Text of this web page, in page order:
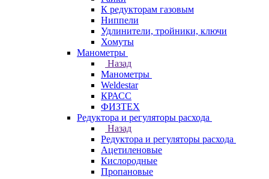
К редукторам газовым
Ниппели
Удлинители, тройники, ключи
Хомуты
Манометры
Назад
Манометры
Weldestar
КРАСС
ФИЗТЕХ
Редуктора и регуляторы расхода
Назад
Редуктора и регуляторы расхода
Ацетиленовые
Кислородные
Пропановые